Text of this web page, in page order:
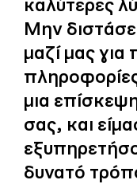
Μην
μαζί μας για
μια
σας, και
δυνατό